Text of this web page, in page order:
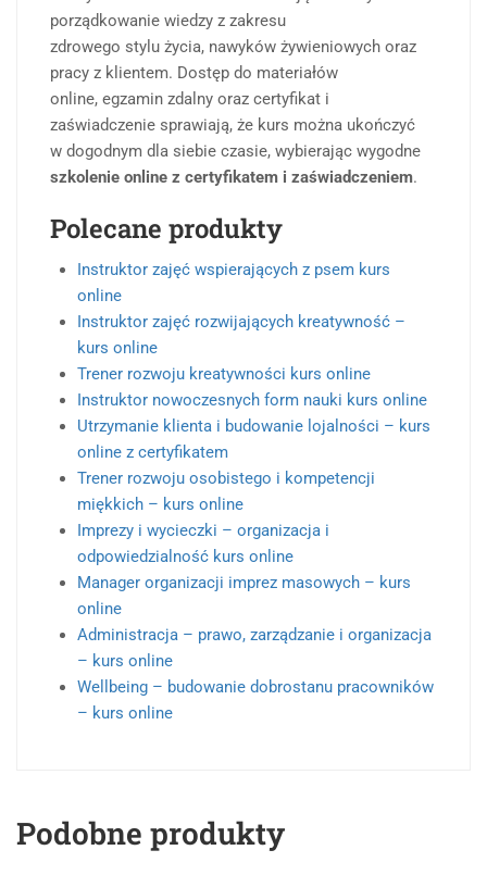
porządkowanie wiedzy z zakresu
zdrowego stylu życia, nawyków żywieniowych oraz
pracy z klientem. Dostęp do materiałów
online, egzamin zdalny oraz certyfikat i
zaświadczenie sprawiają, że kurs można ukończyć
w dogodnym dla siebie czasie, wybierając wygodne
szkolenie online z certyfikatem i zaświadczeniem.
Polecane produkty
Instruktor zajęć wspierających z psem kurs
online
Instruktor zajęć rozwijających kreatywność –
kurs online
Trener rozwoju kreatywności kurs online
Instruktor nowoczesnych form nauki kurs online
Utrzymanie klienta i budowanie lojalności – kurs
online z certyfikatem
Trener rozwoju osobistego i kompetencji
miękkich – kurs online
Imprezy i wycieczki – organizacja i
odpowiedzialność kurs online
Manager organizacji imprez masowych – kurs
online
Administracja – prawo, zarządzanie i organizacja
– kurs online
Wellbeing – budowanie dobrostanu pracowników
– kurs online
Podobne produkty